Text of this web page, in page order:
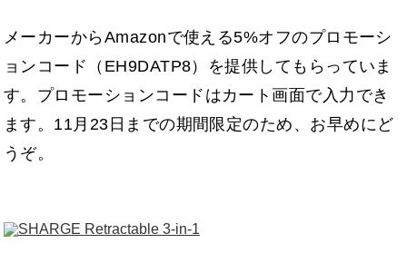
メーカーからAmazonで使える5%オフのプロモーシ
ョンコード（EH9DATP8）を提供してもらっていま
す。プロモーションコードはカート画面で入力でき
ます。11月23日までの期間限定のため、お早めにど
うぞ。